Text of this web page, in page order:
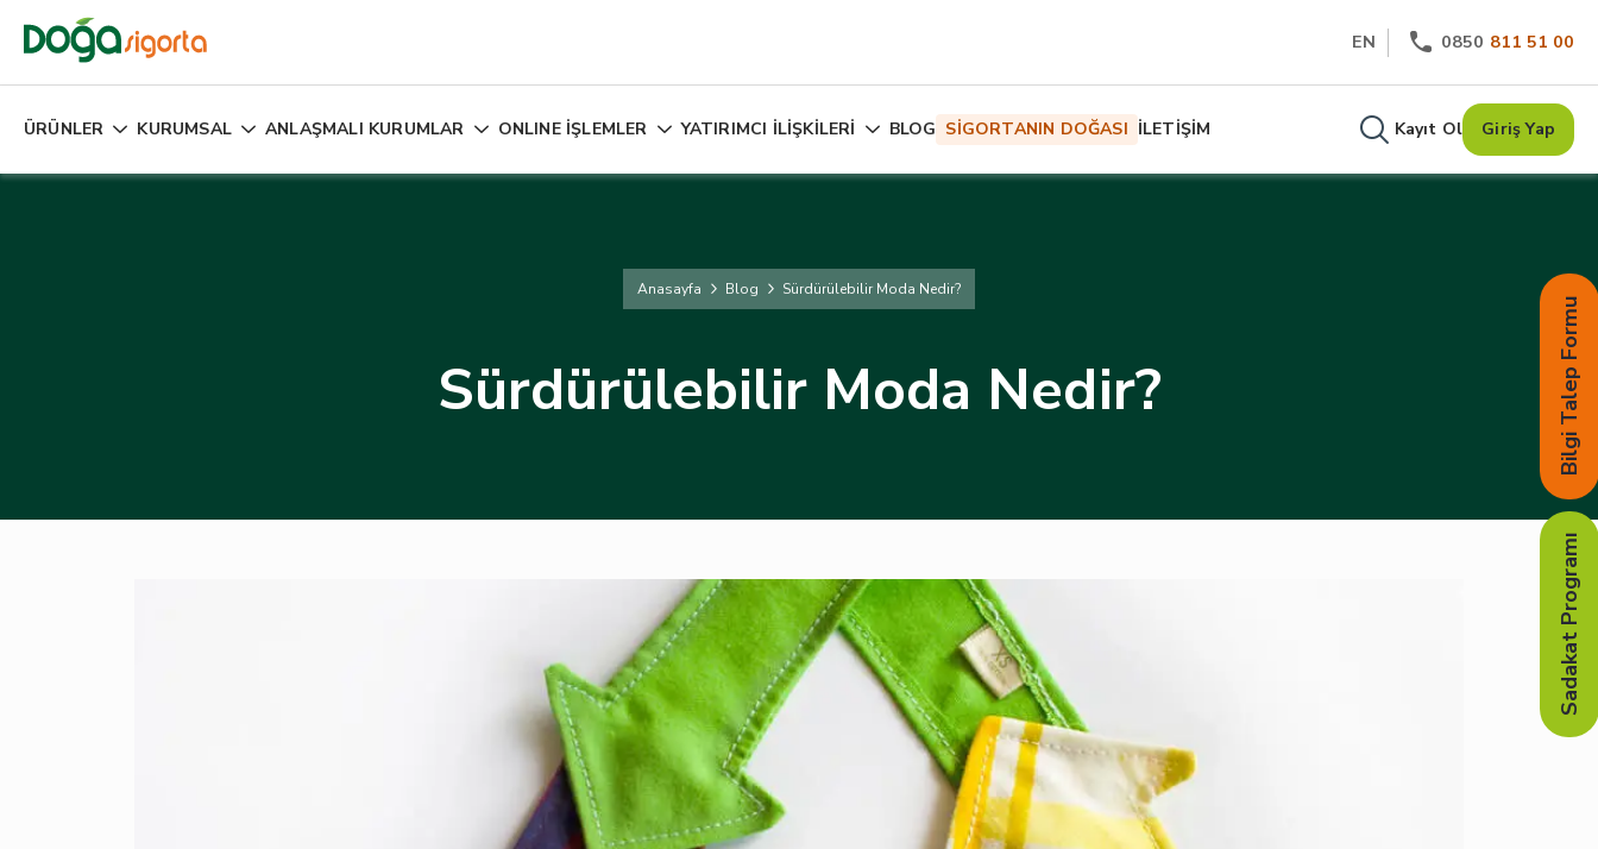
EN 0850 811 51 00
ÜRÜNLER KURUMSAL ANLAŞMALI KURUMLAR ONLINE İŞLEMLER YATIRIMCI İLİŞKİLERİ BLOG SİGORTANIN DOĞASI İLETİŞİM Kayıt Ol Giriş Yap
Anasayfa Blog Sürdürülebilir Moda Nedir?
Sürdürülebilir Moda Nedir? Bilgi Talep Formu
Sadakat Programı